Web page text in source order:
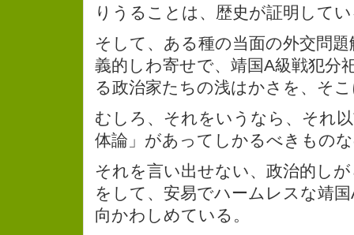
りうることは、歴史が証明して
そして、ある種の当面の外交問
義的しわ寄せで、靖国A級戦犯分
る政治家たちの浅はかさを、そ
むしろ、それをいうなら、それ
体論」があってしかるべきもの
それを言い出せない、政治的し
をして、安易でハームレスな靖
向かわしめている。